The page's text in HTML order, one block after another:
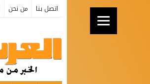
اتصل بنا من نحن